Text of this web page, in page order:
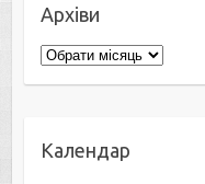
Архіви
Архіви
Календар